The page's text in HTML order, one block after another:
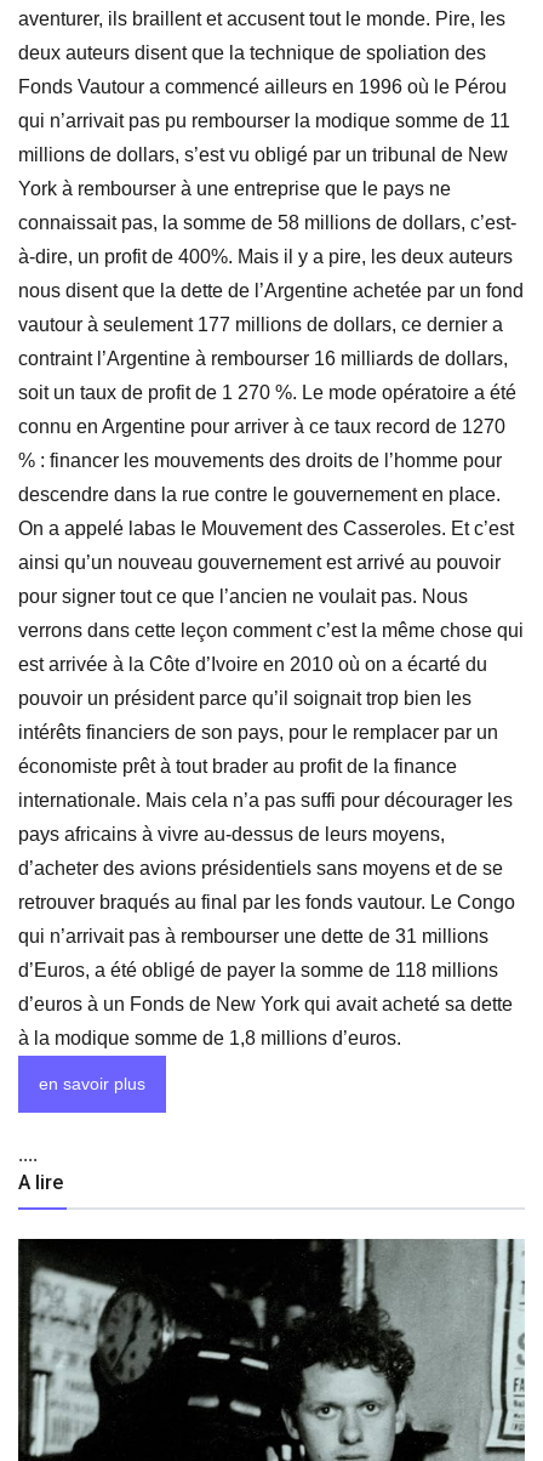
aventurer, ils braillent et accusent tout le monde. Pire, les
deux auteurs disent que la technique de spoliation des
Fonds Vautour a commencé ailleurs en 1996 où le Pérou
qui n’arrivait pas pu rembourser la modique somme de 11
millions de dollars, s’est vu obligé par un tribunal de New
York à rembourser à une entreprise que le pays ne
connaissait pas, la somme de 58 millions de dollars, c’est-
à-dire, un profit de 400%. Mais il y a pire, les deux auteurs
nous disent que la dette de l’Argentine achetée par un fond
vautour à seulement 177 millions de dollars, ce dernier a
contraint l’Argentine à rembourser 16 milliards de dollars,
soit un taux de profit de 1 270 %. Le mode opératoire a été
connu en Argentine pour arriver à ce taux record de 1270
% : financer les mouvements des droits de l’homme pour
descendre dans la rue contre le gouvernement en place.
On a appelé labas le Mouvement des Casseroles. Et c’est
ainsi qu’un nouveau gouvernement est arrivé au pouvoir
pour signer tout ce que l’ancien ne voulait pas. Nous
verrons dans cette leçon comment c’est la même chose qui
est arrivée à la Côte d’Ivoire en 2010 où on a écarté du
pouvoir un président parce qu’il soignait trop bien les
intérêts financiers de son pays, pour le remplacer par un
économiste prêt à tout brader au profit de la finance
internationale. Mais cela n’a pas suffi pour décourager les
pays africains à vivre au-dessus de leurs moyens,
d’acheter des avions présidentiels sans moyens et de se
retrouver braqués au final par les fonds vautour. Le Congo
qui n’arrivait pas à rembourser une dette de 31 millions
d’Euros, a été obligé de payer la somme de 118 millions
d’euros à un Fonds de New York qui avait acheté sa dette
à la modique somme de 1,8 millions d’euros.
en savoir plus
....
A lire